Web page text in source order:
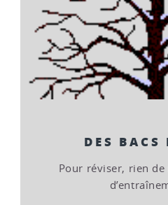
DES BACS
Pour réviser, rien de